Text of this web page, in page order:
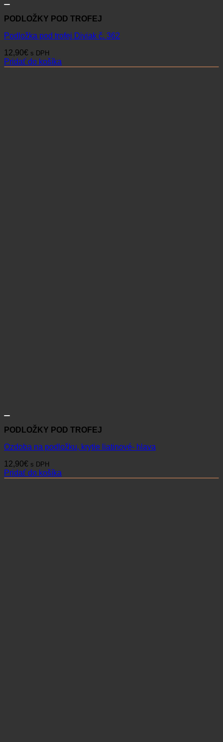
PODLOŽKY POD TROFEJ
Podložka pod trofej Diviak č. 362
12,90€ s DPH
Pridať do košíka
PODLOŽKY POD TROFEJ
Ozdoba na podložku, krytie liatinové- hlava
12,90€ s DPH
Pridať do košíka